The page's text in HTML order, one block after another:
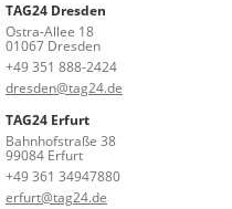
TAG24 Dresden
Ostra-Allee 18
01067 Dresden
+49 351 888-2424
dresden@tag24.de
TAG24 Erfurt
Bahnhofstraße 38
99084 Erfurt
+49 361 34947880
erfurt@tag24.de